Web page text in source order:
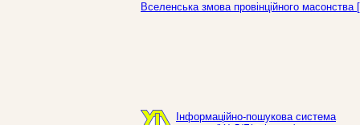
Вселенська змова провінційного
Інформаційно-пошукова система